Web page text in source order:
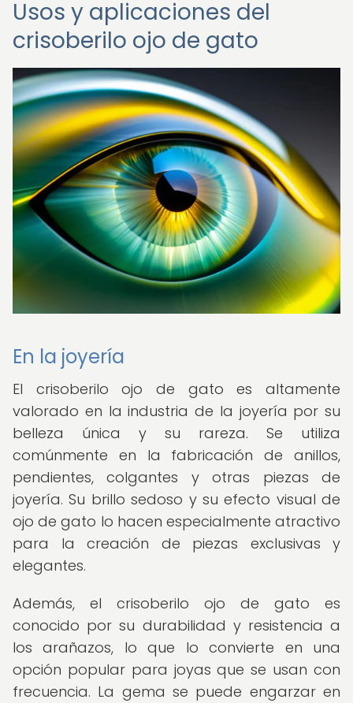
Usos y aplicaciones del
crisoberilo ojo de gato
En la joyería
El crisoberilo ojo de gato es altamente
valorado en la industria de la joyería por su
belleza única y su rareza. Se utiliza
comúnmente en la fabricación de anillos,
pendientes, colgantes y otras piezas de
joyería. Su brillo sedoso y su efecto visual de
ojo de gato lo hacen especialmente atractivo
para la creación de piezas exclusivas y
elegantes.
Además, el crisoberilo ojo de gato es
conocido por su durabilidad y resistencia a
los arañazos, lo que lo convierte en una
opción popular para joyas que se usan con
frecuencia. La gema se puede engarzar en